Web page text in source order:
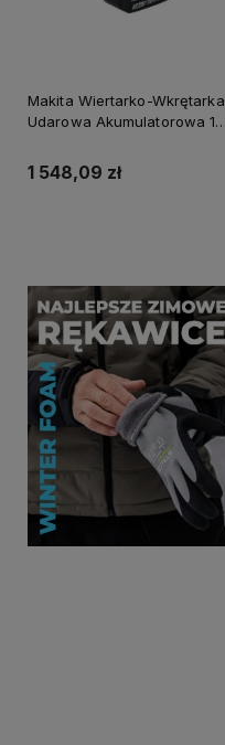
Makita Wiertarko-Wkrętarka
Udarowa Akumulatorowa 18
1 548,09 zł